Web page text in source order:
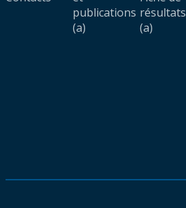
publications
(a)
résultats
(a)